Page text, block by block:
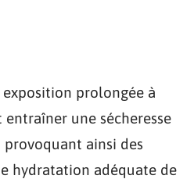
prolongée à
une sécheresse
provoquant ainsi des
hydratation adéquate de